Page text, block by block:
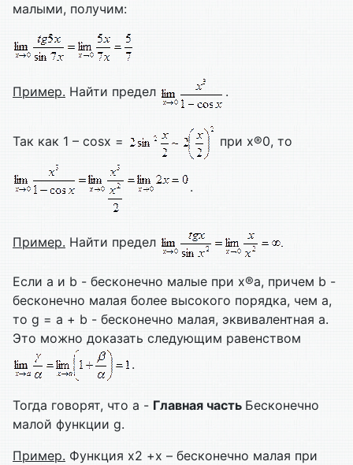
малыми, получим:
Пример. Найти предел .
Так как 1 – cosx = при х®0, то
.
Пример. Найти предел
Если a и b - бесконечно малые при х®а, причем b -
бесконечно малая более высокого порядка, чем a,
то g = a + b - бесконечно малая, эквивалентная a.
Это можно доказать следующим равенством
.
Тогда говорят, что a - Главная часть Бесконечно
малой функции g.
Пример. Функция х2 +х – бесконечно малая при